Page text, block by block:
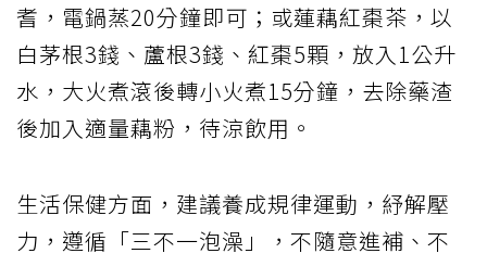
耆，電鍋蒸20分鐘即可；或蓮藕紅棗茶，以
白茅根3錢、蘆根3錢、紅棗5顆，放入1公升
水，大火煮滾後轉小火煮15分鐘，去除藥渣
後加入適量藕粉，待涼飲用。
生活保健方面，建議養成規律運動，紓解壓
力，遵循「三不一泡澡」，不隨意進補、不